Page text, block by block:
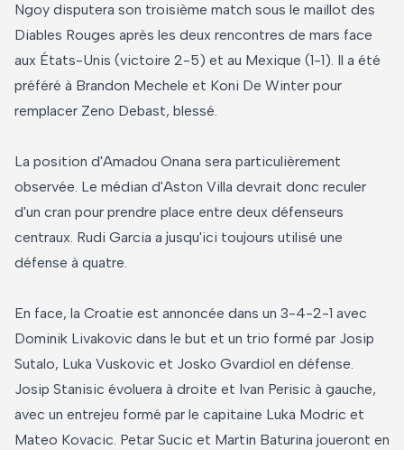
Ngoy disputera son troisième match sous le maillot des
Diables Rouges après les deux rencontres de mars face
aux États-Unis (victoire 2-5) et au Mexique (1-1). Il a été
préféré à Brandon Mechele et Koni De Winter pour
remplacer Zeno Debast, blessé.
La position d'Amadou Onana sera particulièrement
observée. Le médian d'Aston Villa devrait donc reculer
d'un cran pour prendre place entre deux défenseurs
centraux. Rudi Garcia a jusqu'ici toujours utilisé une
défense à quatre.
En face, la Croatie est annoncée dans un 3-4-2-1 avec
Dominik Livakovic dans le but et un trio formé par Josip
Sutalo, Luka Vuskovic et Josko Gvardiol en défense.
Josip Stanisic évoluera à droite et Ivan Perisic à gauche,
avec un entrejeu formé par le capitaine Luka Modric et
Mateo Kovacic. Petar Sucic et Martin Baturina joueront en